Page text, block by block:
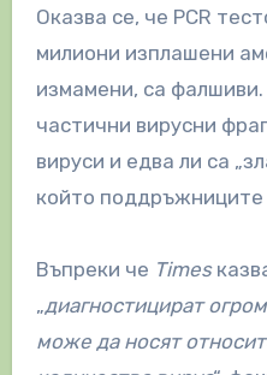
Оказва се, че PCR
милиони изплашени
измамени, са
частични вирусни
вируси и едва ли са
който поддръжниците
Въпреки че Times
„диагностицират
може да носят